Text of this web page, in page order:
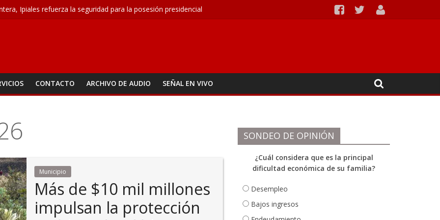
Ipiales refuerza la seguridad para la posesión presidencial
la propuesta que busca acabar con los problemas de agua en Ipiales
seguridad para el 7 de agosto con patrullajes y puestos de control
conquista ocho medallas
CONTACTO ARCHIVO DE AUDIO SEÑAL EN VIVO
Municipio
Más de $10 mil millones
impulsan la protección
SONDEO DE OPINIÓN
¿Cuál considera que es la principal
dificultad económica de su familia?
Desempleo
Bajos ingresos